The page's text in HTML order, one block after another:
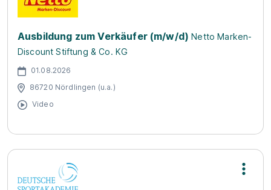
Ausbildung zum Verkäufer (m/w/d) Netto Marken-
Discount Stiftung & Co. KG
01.08.2026
86720 Nördlingen (u.a.)
Video